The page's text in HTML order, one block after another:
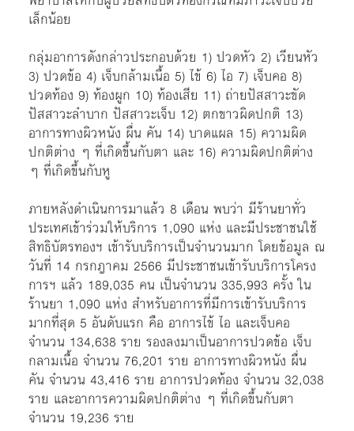
เล็กน้อย
กลุ่มอาการดังกล่าวประกอบด้วย 1) ปวดหัว 2) เวียนหัว
3)​ ปวดข้อ 4) เจ็บกล้ามเนื้อ 5) ไข้ 6) ไอ 7) เจ็บคอ 8)
ปวดท้อง 9) ท้องผูก 10) ท้องเสีย 11) ถ่ายปัสสาวะขัด
ปัสสาวะลำบาก ปัสสาวะเจ็บ 12) ตกขาวผิดปกติ 13)
อาการทางผิวหนัง ผื่น คัน 14) บาดแผล 15) ความผิด
ปกติต่าง ๆ ที่เกิดขึ้นกับตา และ 16) ความผิดปกติต่าง
ๆ ที่เกิดขึ้นกับหู
ภายหลังดำเนินการมาแล้ว 8 เดือน พบว่า มีร้านยาทั่ว
ประเทศเข้าร่วมให้บริการ 1,090 แห่ง และมีประชาชนใช้
สิทธิบัตรทองฯ เข้ารับบริการเป็นจำนวนมาก โดยข้อมูล ณ
วันที่ 14 กรกฎาคม 2566 มีประชาชนเข้ารับบริการโครง
การฯ แล้ว 189,035 คน เป็นจำนวน 335,993 ครั้ง ใน
ร้านยา 1,090 แห่ง สำหรับอาการที่มีการเข้ารับบริการ
มากที่สุด 5 อันดับแรก คือ อาการไข้ ไอ และเจ็บคอ
จำนวน 134,638 ราย รองลงมาเป็นอาการปวดข้อ เจ็บ
กลามเนื้อ จำนวน 76,201 ราย อาการทางผิวหนัง ผื่น
คัน จำนวน 43,416 ราย อาการปวดท้อง จำนวน 32,038
ราย และอาการความผิดปกติต่าง ๆ ที่เกิดขึ้นกับตา
จำนวน 19,236 ราย